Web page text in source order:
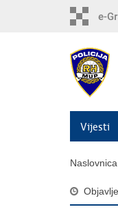
Vijesti
Naslovnica